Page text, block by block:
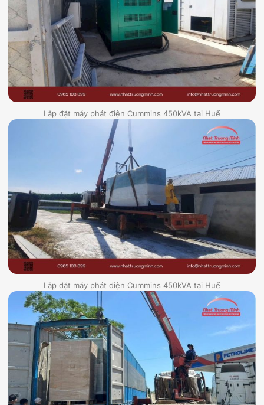
Lắp đặt máy phát điện Cummins 450kVA tại Huế
Lắp đặt máy phát điện Cummins 450kVA tại Huế